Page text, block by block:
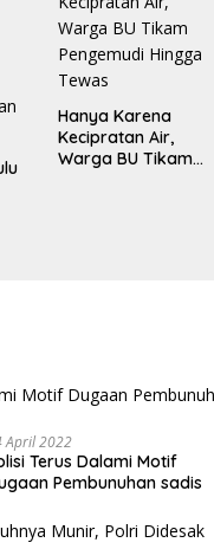
Hanya Karena
Kecipratan Air,
Warga BU Tikam
April 2022
Terus Dalami Motif
Pembunuhan sadis